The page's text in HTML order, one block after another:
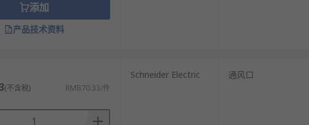
添加
产品技术资料
(不含税) RMB70.33/件
Schneider Electric 通风口